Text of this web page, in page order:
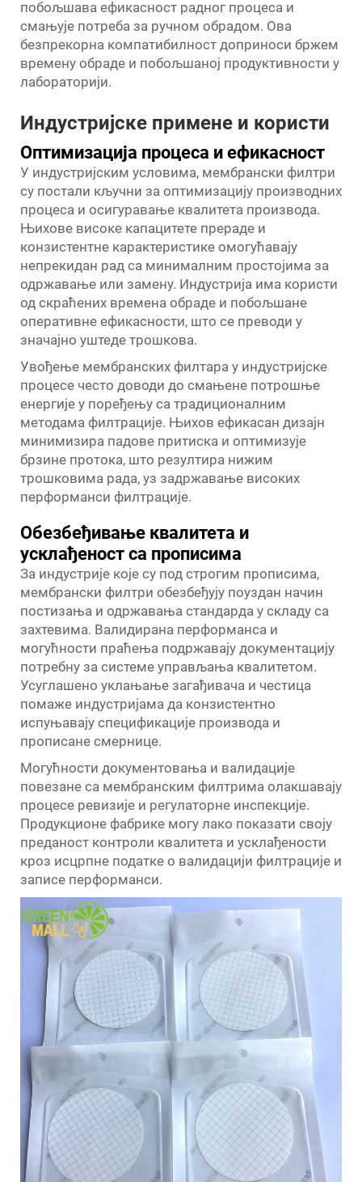
побољшава ефикасност радног процеса и
смањује потреба за ручном обрадом. Ова
безпрекорна компатибилност доприноси бржем
времену обраде и побољшаној продуктивности у
лабораторији.
Индустријске примене и користи
Оптимизација процеса и ефикасност
У индустријским условима, мембрански филтри
су постали кључни за оптимизацију производних
процеса и осигуравање квалитета производа.
Њихове високе капацитете прераде и
конзистентне карактеристике омогућавају
непрекидан рад са минималним простојима за
одржавање или замену. Индустрија има користи
од скраћених времена обраде и побољшане
оперативне ефикасности, што се преводи у
значајно уштеде трошкова.
Увођење мембранских филтара у индустријске
процесе често доводи до смањене потрошње
енергије у поређењу са традиционалним
методама филтрације. Њихов ефикасан дизајн
минимизира падове притиска и оптимизује
брзине протока, што резултира нижим
трошковима рада, уз задржавање високих
перформанси филтрације.
Обезбеђивање квалитета и
усклађеност са прописима
За индустрије које су под строгим прописима,
мембрански филтри обезбеђују поуздан начин
постизања и одржавања стандарда у складу са
захтевима. Валидирана перформанса и
могућности праћења подржавају документацију
потребну за системе управљања квалитетом.
Усуглашено уклањање загађивача и честица
помаже индустријама да конзистентно
испуњавају спецификације производа и
прописане смернице.
Могућности документовања и валидације
повезане са мембранским филтрима олакшавају
процесе ревизије и регулаторне инспекције.
Продукционе фабрике могу лако показати своју
преданост контроли квалитета и усклађености
кроз исцрпне податке о валидацији филтрације и
записе перформанси.